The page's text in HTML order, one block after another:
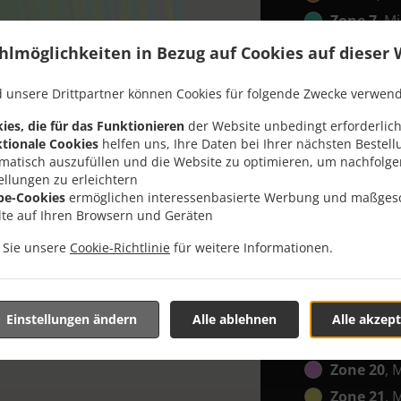
in Bezug auf Cookies auf dieser
unsere Drittpartner können Cookies für folgende Zwecke
die für das Funktionieren der Website unbedingt
Cookies helfen uns, Ihre Daten bei Ihrer nächsten
auszufüllen und die Website zu optimieren, um
zu erleichtern
Cookies ermöglichen interessenbasierte Werbung und
auf Ihren Browsern und Geräten
unsere Cookie-Richtlinie für weitere Informationen.
Alle
Alle ablehnen
Einstellungen ändern
Zone 7,
Zone 8,
,
Zone 10,
Zone 11,
Zone 12,
Zone 14,
Zone 18,
Zone 19,
Zone 20,
Zone 21,